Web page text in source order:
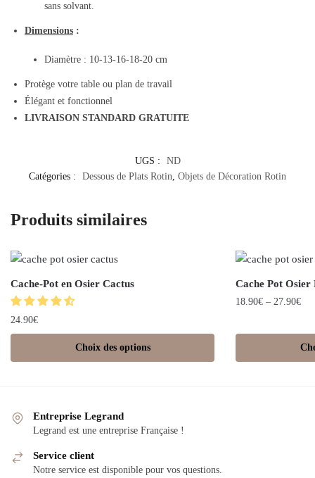
sans solvant.
Dimensions :
Diamètre : 10-13-16-18-20 cm
Protège votre table ou plan de travail
Élégant et fonctionnel
LIVRAISON STANDARD GRATUITE
UGS :
ND
Catégories :
Dessous de Plats Rotin Objets de Décoration Rotin
Produits similaires
Cache-Pot en Osier Cactus
24.90€
Choix des options
Cache Pot Osier
18.90€ – 27.90€
Entreprise Legrand
Legrand est une entreprise Française !
Service client
Notre service est disponible pour vos questions.